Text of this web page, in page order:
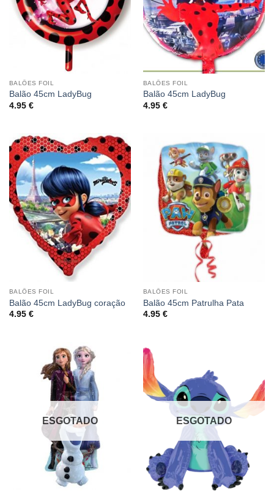
BALÕES FOIL
Balão 45cm LadyBug
4.95 €
BALÕES FOIL
Balão 45cm LadyBug
4.95 €
BALÕES FOIL
Balão 45cm LadyBug coração
4.95 €
BALÕES FOIL
Balão 45cm Patrulha Pata
4.95 €
ESGOTADO ESGOTADO